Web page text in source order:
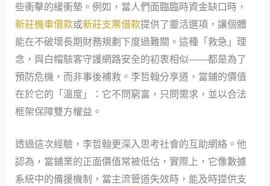
些衝擊的緩衝墊。例如，當人們面臨臨時資金缺口時，
新莊機車借款或新莊支票借款提供了靈活選項，讓個體
能在不破壞長期財務規劃下度過難關。這種「救急」理
念，與白帽駭客守護網路安全的初衷相似——都是為了
預防危機，而非事後補救。李哲翰分享道，當鋪的價值
在於它的「溫度」：它不問窮富，只問需求，並以合法
框架保障雙方權益。
透過這次經驗，李哲翰更深入思考社會的互助網絡。他
認為，當鋪業的正面價值常被低估，實際上，它像數據
系統中的備援機制，當主流管道失效時，能及時提供支